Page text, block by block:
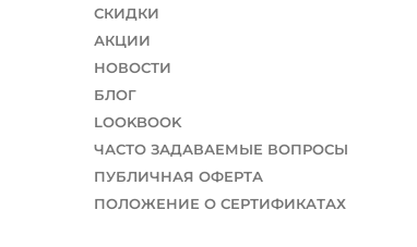
СКИДКИ
АКЦИИ
НОВОСТИ
БЛОГ
LOOKBOOK
ЧАСТО ЗАДАВАЕМЫЕ ВОПРОСЫ
ПУБЛИЧНАЯ ОФЕРТА
ПОЛОЖЕНИЕ О СЕРТИФИКАТАХ